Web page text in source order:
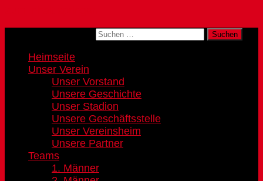
Heimseite
Unser Verein
Unser Vorstand
Unsere Geschichte
Unser Stadion
Unsere Geschäftsstelle
Unser Vereinsheim
Unsere Partner
Teams
1. Männer